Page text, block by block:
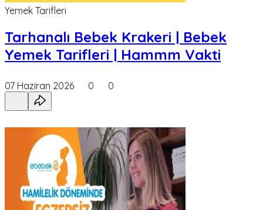
Yemek Tarifleri
Tarhanalı Bebek Krakeri | Bebek
Yemek Tarifleri | Hammm Vakti
07 Haziran 2026 0 0